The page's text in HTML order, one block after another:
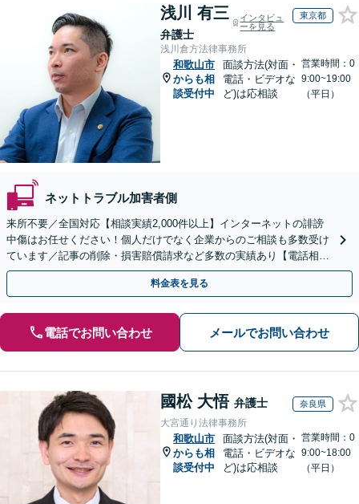
浅川 有三
弁護士
インタビュ
ーを見る
東京都
浅川倉方法律事務所
和歌山市
からも相
談受付中
面談方法(対面・
電話・ビデオな
ど)は応相談
営業時間：0
9:00~19:00
（平日）
ネットトラブル加害者側
来所不要／全国対応【相談実績2,000件以上】インターネットの誹謗
中傷はお任せください！個人だけでなく企業からのご相談も多数受け
ています／記事の削除・損害賠償請求など多数の実績あり【電話相談
可】【初回相談無料】【夜間休日面談可】
料金表を見る
電話でお問い合わせ メールでお問い合わせ
國松 大悟 弁護士 奈良県
大宮通り法律事務所
和歌山市
からも相
談受付中
面談方法(対面・
電話・ビデオな
ど)は応相談
営業時間：0
9:00~18:00
（平日）